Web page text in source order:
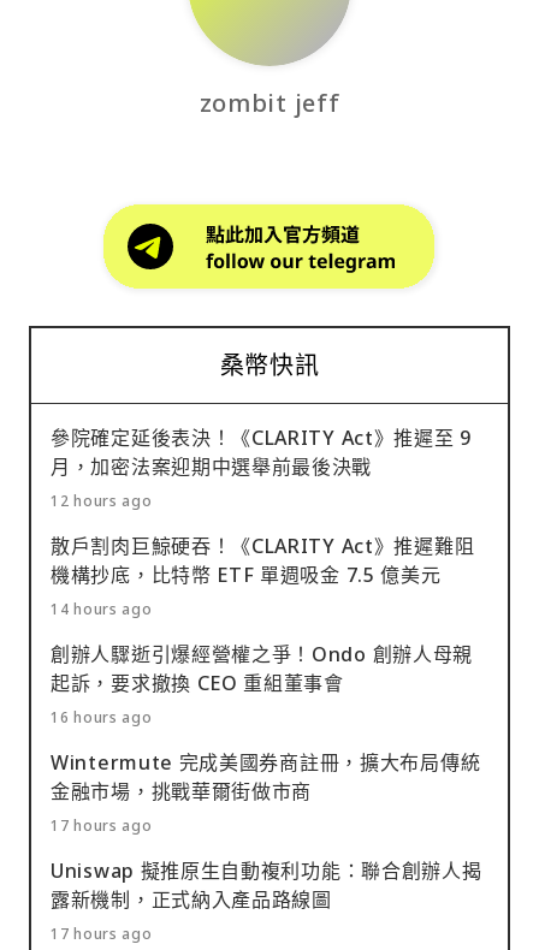
zombit jeff
桑幣快訊
參院確定延後表決！《CLARITY Act》推遲至 9
月，加密法案迎期中選舉前最後決戰
12 hours ago
散戶割肉巨鯨硬吞！《CLARITY Act》推遲難阻
機構抄底，比特幣 ETF 單週吸金 7.5 億美元
14 hours ago
創辦人驟逝引爆經營權之爭！Ondo 創辦人母親
起訴，要求撤換 CEO 重組董事會
16 hours ago
Wintermute 完成美國券商註冊，擴大布局傳統
金融市場，挑戰華爾街做市商
17 hours ago
Uniswap 擬推原生自動複利功能：聯合創辦人揭
露新機制，正式納入產品路線圖
17 hours ago